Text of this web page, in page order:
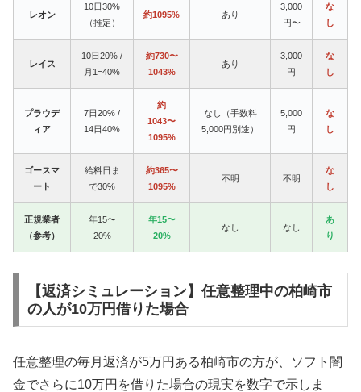
レオン
10日30%
（推定）
約1095% あり
3,000
円〜
な
し
レイス
10日20% /
月1=40%
約730〜
1043%
あり
3,000
円
な
し
プラウデ
ィア
7日20% /
14日40%
約
1043〜
1095%
なし（手数料
5,000円別途）
5,000
円
な
し
ゴースマ
ート
給料日ま
で30%
約365〜
1095%
不明 不明
な
し
正規業者
（参考）
年15〜
20%
年15〜
20%
なし なし
あ
り
【返済シミュレーション】任意整理中の柏崎市
の人が10万円借りた場合
任意整理の毎月返済が5万円ある柏崎市の方が、ソフト闇
金でさらに10万円を借りた場合の現実を数字で示しま